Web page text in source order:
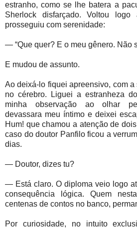
estranho, como se lhe batera a
Sherlock disfarçado. Voltou
prosseguiu com serenidade:
— “Que quer? E o meu gênero. Não
E mudou de assunto.
Ao deixá-lo fiquei apreensivo, com
no cérebro. Liguei a estranheza
minha observação ao olhar
devassara meu íntimo e deixei
Hum! que chamou a atenção de
caso do doutor Panfilo ficou a
dias.
— Doutor, dizes tu?
— Está claro. O diploma veio logo
consequência lógica. Quem
centenas de contos no banco,
Por curiosidade, no intuito